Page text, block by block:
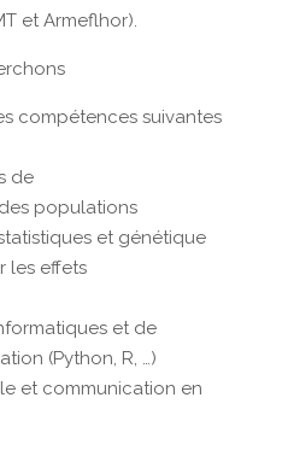
et Armeflhor).
compétences suivantes
de
populations
et génétique
les effets
et de
(Python, R, …)
et communication en